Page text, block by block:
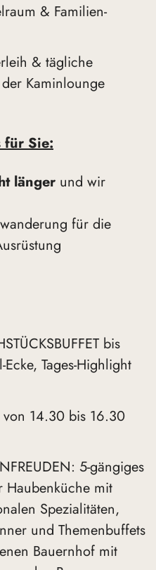
& Familien-
& tägliche
Kaminlounge
für Sie:
länger und wir
für die
bis
Tages-Highlight
von 14.30 bis 16.30
5-gängiges
Haubenküche mit
Spezialitäten,
und Themenbuffets
Bauernhof mit